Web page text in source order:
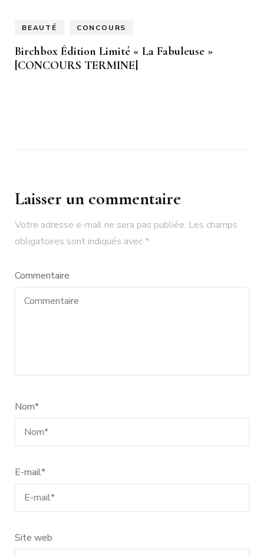
BEAUTÉ CONCOURS
Birchbox Édition Limité « La Fabuleuse »
[CONCOURS TERMINE]
Laisser un commentaire
Votre adresse e-mail ne sera pas publiée. Les champs
obligatoires sont indiqués avec*
Commentaire
Nom*
E-mail*
Site web